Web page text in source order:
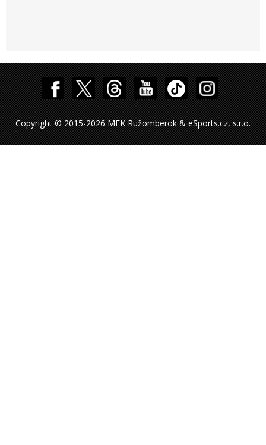
Copyright © 2015-2026 MFK Ružomberok & eSports.cz, s.r.o.